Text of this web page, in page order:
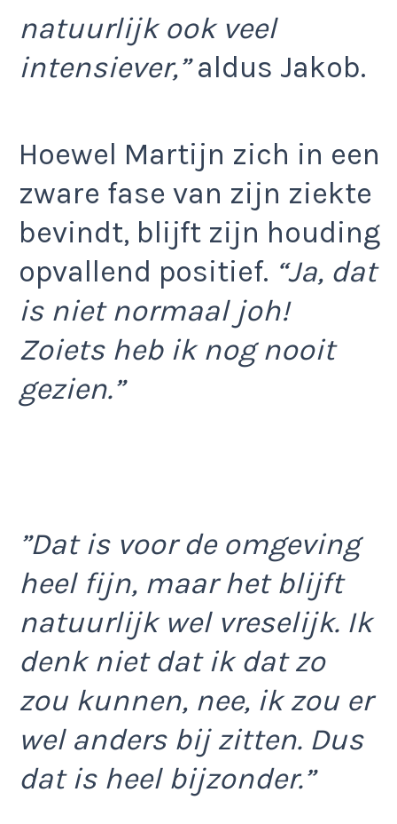
natuurlijk ook veel
intensiever,”aldus Jakob.
Hoewel Martijn zich in een
zware fase van zijn ziekte
bevindt, blijft zijn houding
opvallend positief. “Ja, dat
is niet normaal joh!
Zoiets heb ik nog nooit
gezien.”
”Dat is voor de omgeving
heel fijn, maar het blijft
natuurlijk wel vreselijk. Ik
denk niet dat ik dat zo
zou kunnen, nee, ik zou er
wel anders bij zitten. Dus
dat is heel bijzonder.”